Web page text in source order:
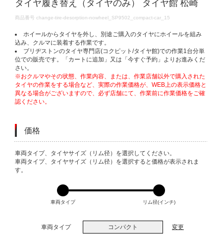
タイヤ履き替え（タイヤのみ） タイヤ館 松崎
DETAILS
商品番号 change-tire-desorption-nowheel_SP9502_compact-car_15
ホイールからタイヤを外し、別途ご購入のタイヤにホイールを組み
込み、クルマに装着する作業です。
ブリヂストンのタイヤ専門店(コクピット/タイヤ館)での作業1台分単
位での販売です。「カートに追加」又は「今すぐ予約」よりお進みくだ
さい。
※おクルマやその状態、作業内容、または、作業店舗以外で購入された
タイヤの作業をする場合など、実際の作業価格が、WEB上の表示価格と
異なる場合がございますので、必ず店舗にて、作業前に作業価格をご確
認ください。
価格
VARIATIONS
車両タイプ、タイヤサイズ（リム径）を選択してください。
車両タイプ、タイヤサイズ（リム径）を選択すると価格が表示されま
す。
車両タイプ リム径(インチ)
車両タイプ コンパクト 変更